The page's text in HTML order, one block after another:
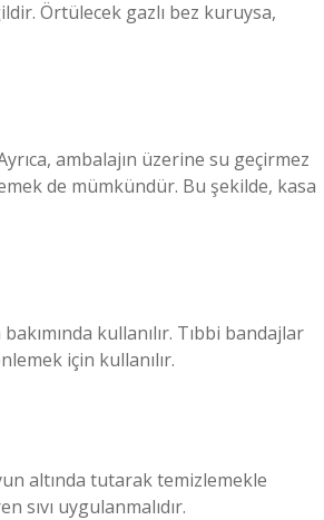
Örtülecek gazlı bez kuruysa,
ambalajın üzerine su geçirmez
de mümkündür. Bu şekilde, kasa
kullanılır. Tıbbi bandajlar
için kullanılır.
altında tutarak temizlemekle
sıvı uygulanmalıdır.